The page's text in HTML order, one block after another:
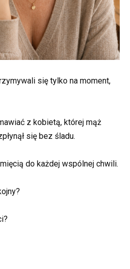
się tylko na moment,
z kobietą, której mąż
się bez śladu.
do każdej wspólnej chwili.